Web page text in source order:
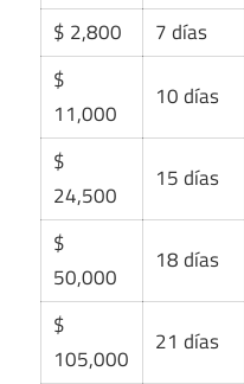
$ 2,800 7 días
$
11,000
10 días
$
24,500
15 días
$
50,000
18 días
$
105,000
21 días